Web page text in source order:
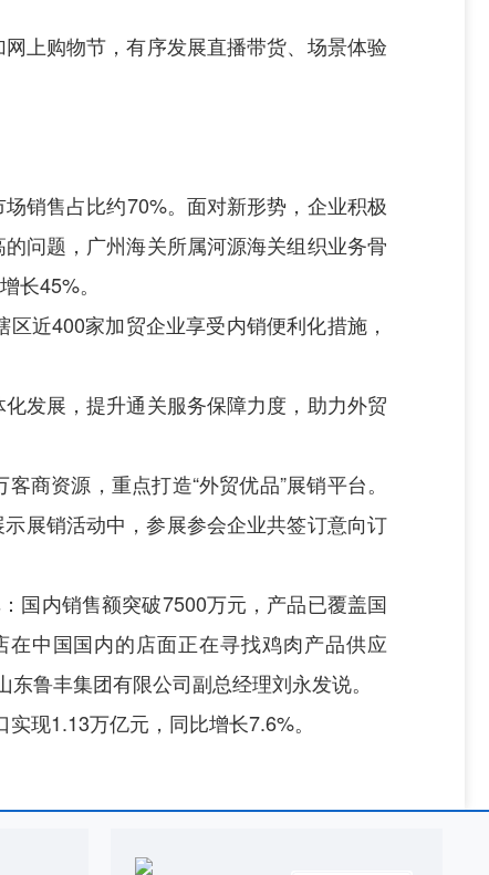
上购物节，有序发展直播带货、场景体验
销售占比约70%。面对新形势，企业积极
问题，广州海关所属河源海关组织业务骨
长45%。
近400家加贸企业享受内销便利化措施，
发展，提升通关服务保障力度，助力外贸
商资源，重点打造“外贸优品”展销平台。
展销活动中，参展参会企业共签订意向订
国内销售额突破7500万元，产品已覆盖国
中国国内的店面正在寻找鸡肉产品供应
鲁丰集团有限公司副总经理刘永发说。
现1.13万亿元，同比增长7.6%。